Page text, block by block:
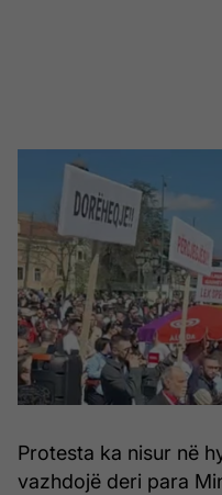
Protesta ka nisur në
vazhdojë deri para